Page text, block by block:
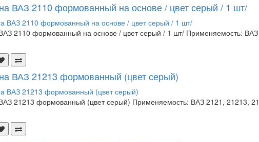
ВАЗ 2110 формованный на основе / цвет серый / 1 шт/
2110 формованный на основе / цвет серый / 1 шт/ Применяемость:
ВАЗ 21213 формованный (цвет серый)
21213 формованный (цвет серый) Применяемость: ВАЗ 2121, 21213,